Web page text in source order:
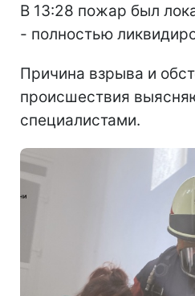
В 13:28 пожар был
- полностью
Причина взрыва и
происшествия
специалистами.